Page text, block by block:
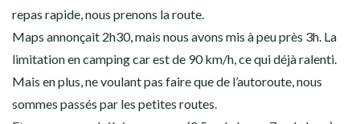
repas rapide, nous prenons la route.
Maps annonçait 2h30, mais nous avons mis à peu près 3h. La
limitation en camping car est de 90 km/h, ce qui déjà ralenti.
Mais en plus, ne voulant pas faire que de l’autoroute, nous
sommes passés par les petites routes.